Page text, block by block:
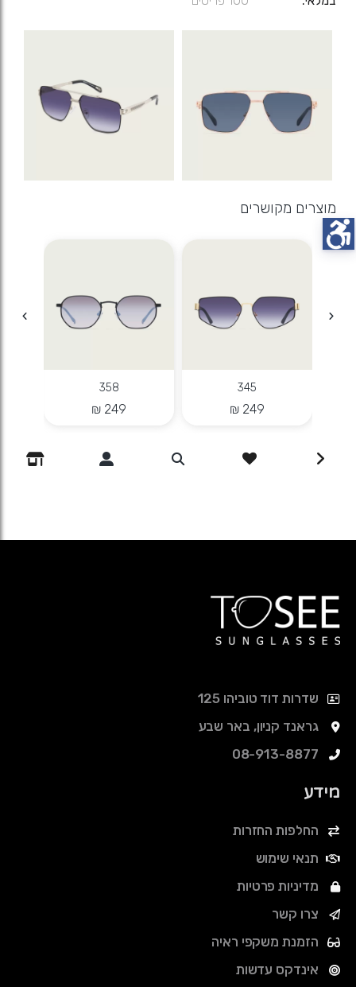
מוצרים מקושרים
345
358
שדרות דוד טוביהו 125
גראנד קניון, באר שבע
08-913-8877
מידע
החלפות החזרות
תנאי שימוש
מדיניות פרטיות
צרו קשר
הזמנת משקפי ראיה
אינדקס עדשות